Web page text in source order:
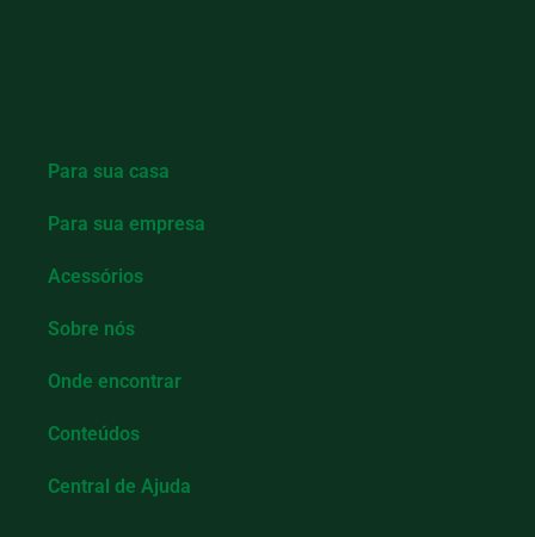
Para sua casa
Para sua empresa
Acessórios
Sobre nós
Onde encontrar
Conteúdos
Central de Ajuda